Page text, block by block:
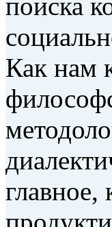
Как нам
главное,